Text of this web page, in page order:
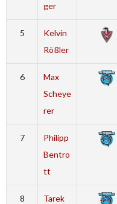
ger
5
Kelvin
Rößler
6
Max
Scheye
rer
7
Philipp
Bentro
tt
8
Tarek